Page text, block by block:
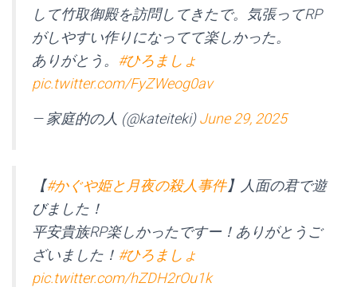
して竹取御殿を訪問してきたで。気張ってRP
がしやすい作りになってて楽しかった。
ありがとう。 #ひろましょ
pic.twitter.com/FyZWeog0av
— 家庭的の人 (@kateiteki)June 29, 2025
【#かぐや姫と月夜の殺人事件】人面の君で遊
びました！
平安貴族RP楽しかったですー！ありがとうご
ざいました！ #ひろましょ
pic.twitter.com/hZDH2rOu1k